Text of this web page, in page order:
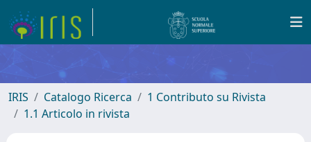
IRIS Catalogo Ricerca
1 Contributo su Rivista
1.1 Articolo in rivista